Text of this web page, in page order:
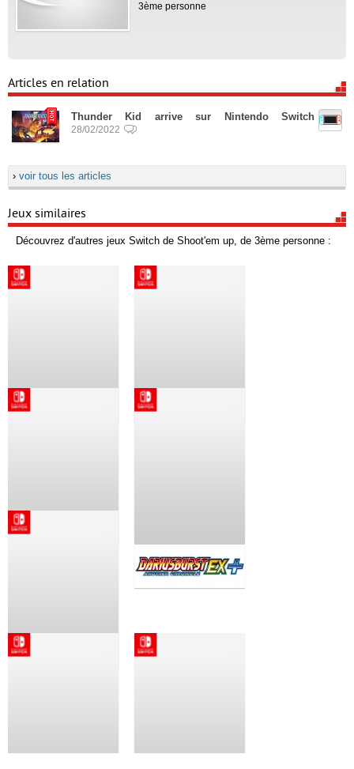
3ème personne
Articles en relation
Thunder Kid arrive sur Nintendo Switch
28/02/2022
› voir tous les articles
Jeux similaires
Découvrez d'autres jeux Switch de Shoot'em up, de 3ème personne :